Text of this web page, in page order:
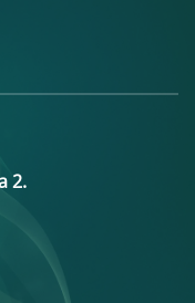
2.